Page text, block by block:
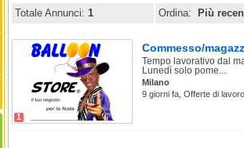
Totale Annunci: 1 Ordina:
1
Commesso/
Tempo lavorativo dal
Lunedì solo pome...
Milano
9 giorni fa, Offerte di